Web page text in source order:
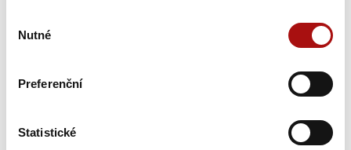
souhlasu
Nutné
Preferenční
Statistické
Výrobce/autor: Miloš Michlovský
Brožovaná kniha formátu A5 našeho předního vinařského
odborníka je určena všem producentům vína. Kniha podává